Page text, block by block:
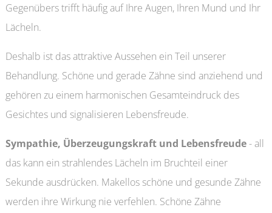
Gegenübers trifft häufig auf Ihre Augen, Ihren Mund und Ihr
Lächeln.
Deshalb ist das attraktive Aussehen ein Teil unserer
Behandlung. Schöne und gerade Zähne sind anziehend und
gehören zu einem harmonischen Gesamteindruck des
Gesichtes und signalisieren Lebensfreude.
Sympathie, Überzeugungskraft und Lebensfreude- all
das kann ein strahlendes Lächeln im Bruchteil einer
Sekunde ausdrücken. Makellos schöne und gesunde Zähne
werden ihre Wirkung nie verfehlen. Schöne Zähne